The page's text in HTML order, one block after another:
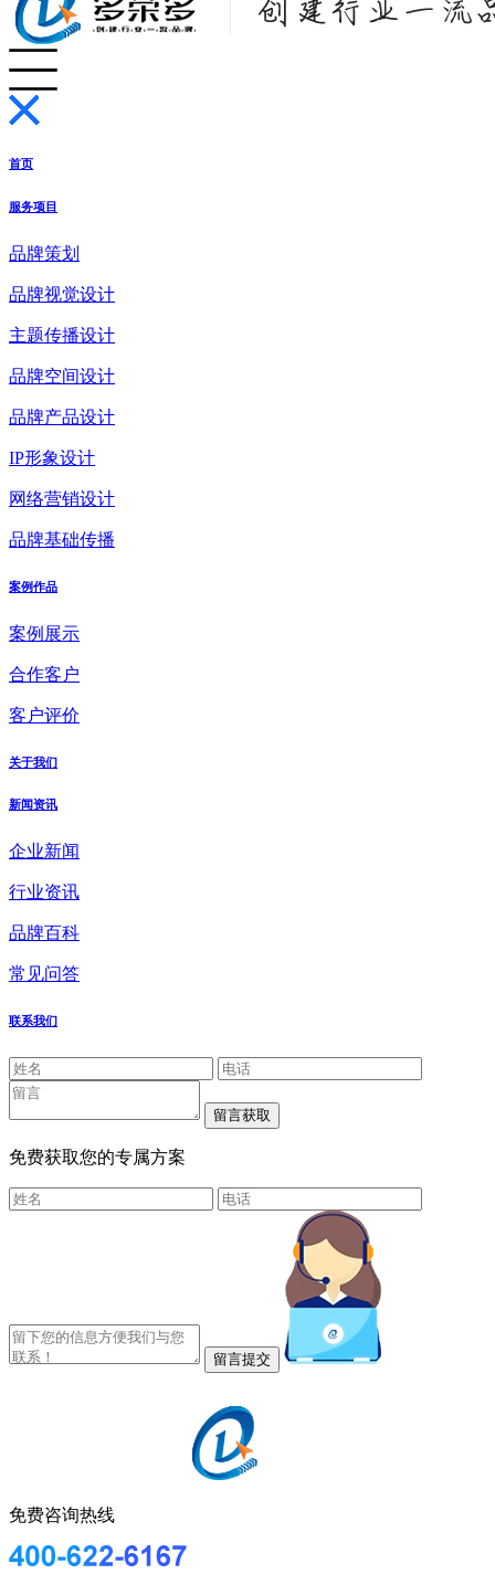
首页
服务项目
品牌策划
品牌视觉设计
主题传播设计
品牌空间设计
品牌产品设计
IP形象设计
网络营销设计
品牌基础传播
案例作品
案例展示
合作客户
客户评价
关于我们
新闻资讯
企业新闻
行业资讯
品牌百科
常见问答
联系我们
免费获取您的专属方案
免费咨询热线